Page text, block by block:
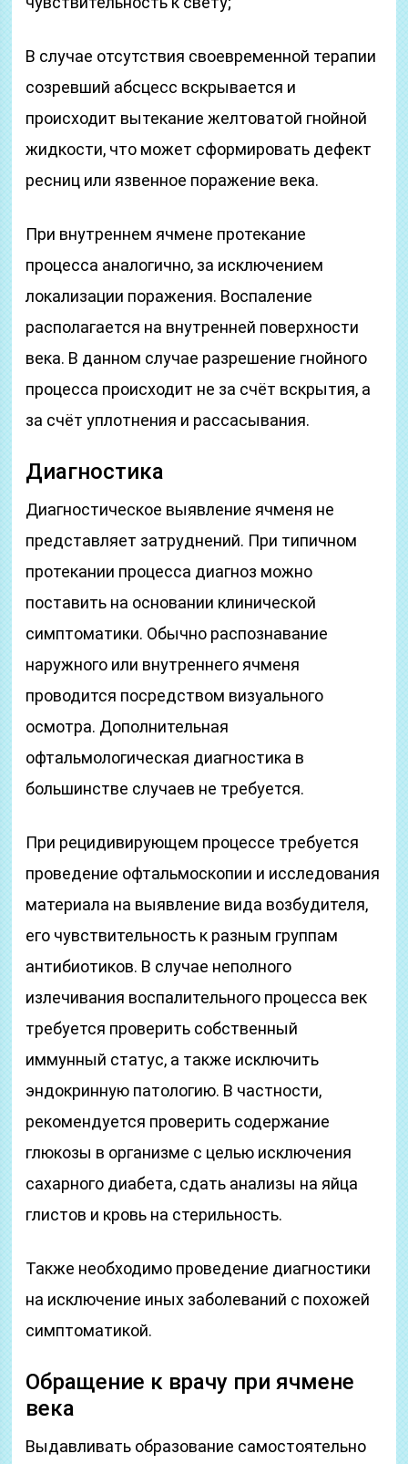
В случае отсутствия своевременной терапии
созревший абсцесс вскрывается и
происходит вытекание желтоватой гнойной
жидкости, что может сформировать дефект
ресниц или язвенное поражение века.
При внутреннем ячмене протекание
процесса аналогично, за исключением
локализации поражения. Воспаление
располагается на внутренней поверхности
века. В данном случае разрешение гнойного
процесса происходит не за счёт вскрытия, а
за счёт уплотнения и рассасывания.
Диагностика
Диагностическое выявление ячменя не
представляет затруднений. При типичном
протекании процесса диагноз можно
поставить на основании клинической
симптоматики. Обычно распознавание
наружного или внутреннего ячменя
проводится посредством визуального
осмотра. Дополнительная
офтальмологическая диагностика в
большинстве случаев не требуется.
При рецидивирующем процессе требуется
проведение офтальмоскопии и исследования
материала на выявление вида возбудителя,
его чувствительность к разным группам
антибиотиков. В случае неполного
излечивания воспалительного процесса век
требуется проверить собственный
иммунный статус, а также исключить
эндокринную патологию. В частности,
рекомендуется проверить содержание
глюкозы в организме с целью исключения
сахарного диабета, сдать анализы на яйца
глистов и кровь на стерильность.
Также необходимо проведение диагностики
на исключение иных заболеваний с похожей
симптоматикой.
Обращение к врачу при ячмене
века
Выдавливать образование самостоятельно